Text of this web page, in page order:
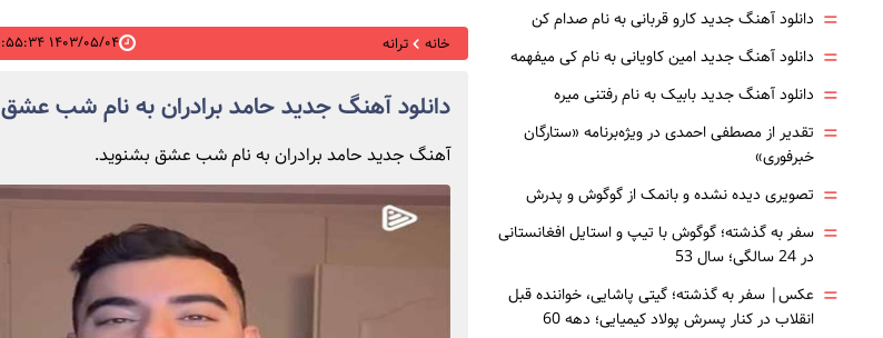
خانه ترانه ۱۴۰۳/۰۵/۰۴ ۱۱:۵۵:۳۴
دانلود آهنگ جدید حامد برادران به نام شب عشق
آهنگ جدید حامد برادران به نام شب عشق بشنوید.
= دانلود آهنگ جدید کارو قربانی به نام صدام کن
= دانلود آهنگ جدید امین کاویانی به نام کی میفهمه
= دانلود آهنگ جدید بابیک به نام رفتنی میره
= تقدیر از مصطفی احمدی در ویژه‌برنامه «ستارگان
خبرفوری»
= تصویری دیده نشده و بانمک از گوگوش و پدرش
= سفر به گذشته؛ گوگوش با تیپ و استایل افغانستانی
در 24 سالگی؛ سال 53
= عکس| سفر به گذشته؛ گیتی پاشایی، خواننده قبل
انقلاب در کنار پسرش پولاد کیمیایی؛ دهه 60